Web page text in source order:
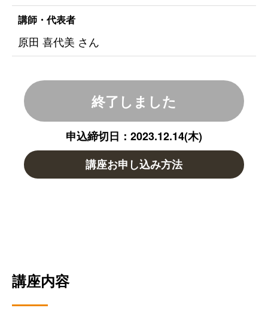
講座内容
講師・代表者
原田 喜代美 さん
終了しました
申込締切日：2023.12.14(木)
講座お申し込み方法